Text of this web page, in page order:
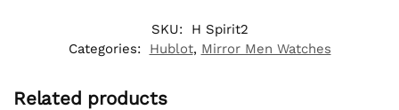
SKU:
H Spirit2
Categories:
Hublot, Mirror Men Watches
Related products